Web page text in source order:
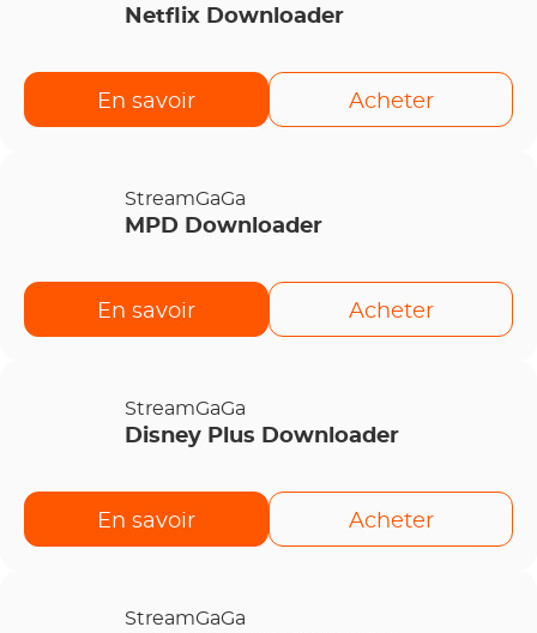
Netflix Downloader
En savoir Acheter
StreamGaGa
MPD Downloader
En savoir Acheter
StreamGaGa
Disney Plus Downloader
En savoir Acheter
StreamGaGa